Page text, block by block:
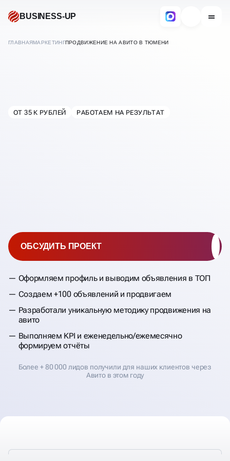
BUSINESS-UP
ГЛАВНАЯМАРКЕТИНГПРОДВИЖЕНИЕ НА АВИТО В ТЮМЕНИ
ПРОДВИЖЕНИЕ НА АВИТО
ОТ 35 К РУБЛЕЙ РАБОТАЕМ НА РЕЗУЛЬТАТ
Оформляем профиль и выводим объявления в ТОП
Создаем +100 объявлений и продвигаем
Разработали уникальную методику продвижения на
авито
Выполняем KPI и еженедельно/ежемесячно
формируем отчёты
ОБСУДИТЬ ПРОЕКТ
Более + 80 000 лидов получили для наших клиентов через
Авито в этом году